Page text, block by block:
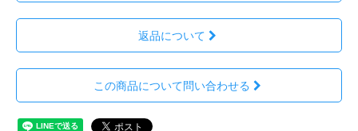
返品について
この商品について問い合わせる